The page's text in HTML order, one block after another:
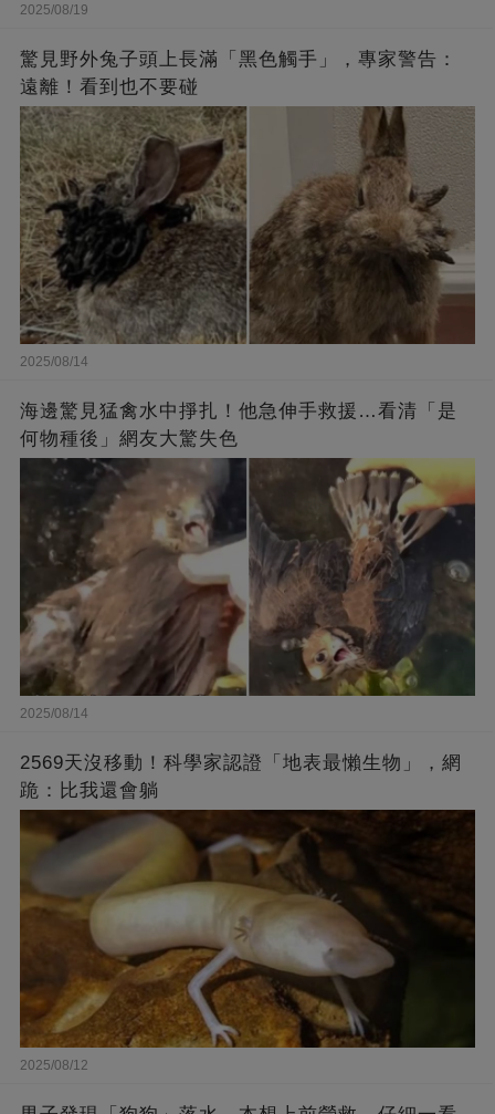
2025/08/19
驚見野外兔子頭上長滿「黑色觸手」，專家警告：
遠離！看到也不要碰
2025/08/14
海邊驚見猛禽水中掙扎！他急伸手救援…看清「是
何物種後」網友大驚失色
2025/08/14
2569天沒移動！科學家認證「地表最懶生物」，網
跪：比我還會躺
2025/08/12